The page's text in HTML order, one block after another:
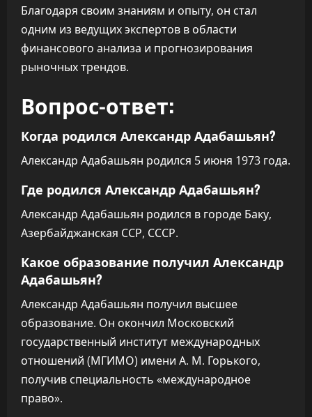
Благодаря своим знаниям и опыту, он стал
одним из ведущих экспертов в области
финансового анализа и прогнозирования
рыночных трендов.
Вопрос-ответ:
Когда родился Александр Адабашьян?
Александр Адабашьян родился 5 июня 1973 года.
Где родился Александр Адабашьян?
Александр Адабашьян родился в городе Баку,
Азербайджанская ССР, СССР.
Какое образование получил Александр
Адабашьян?
Александр Адабашьян получил высшее
образование. Он окончил Московский
государственный институт международных
отношений (МГИМО) имени А. М. Горького,
получив специальность «международное
право».